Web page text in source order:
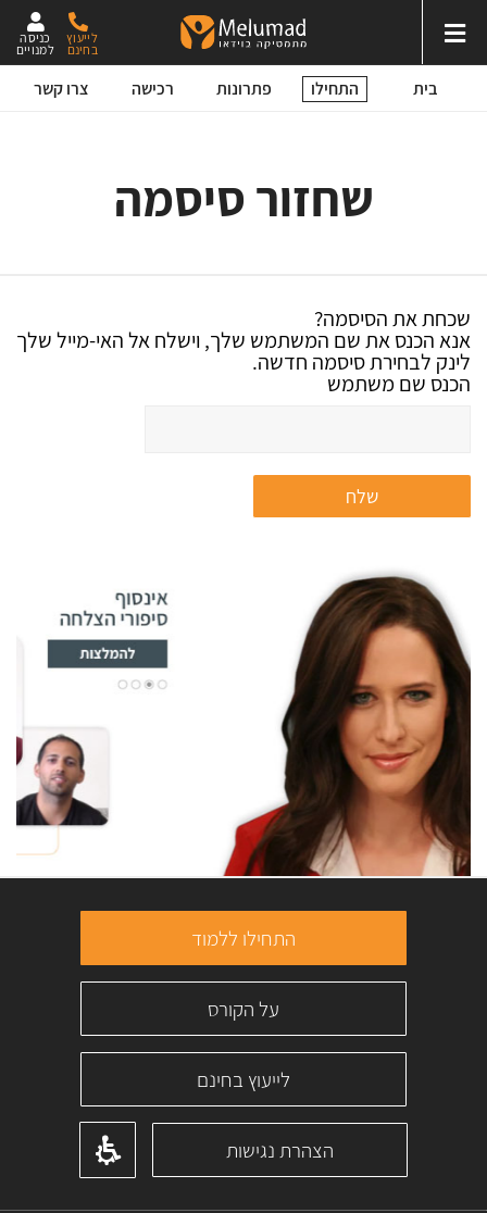
כניסה
למנויים
לייעוץ
בחינם
בית התחילו פתרונות רכישה צרו קשר
שחזור סיסמה
שכחת את הסיסמה?
אנא הכנס את שם המשתמש שלך, וישלח אל האי-מייל שלך
לינק לבחירת סיסמה חדשה.
הכנס שם משתמש
התחילו ללמוד
על הקורס
לייעוץ בחינם
הצהרת נגישות